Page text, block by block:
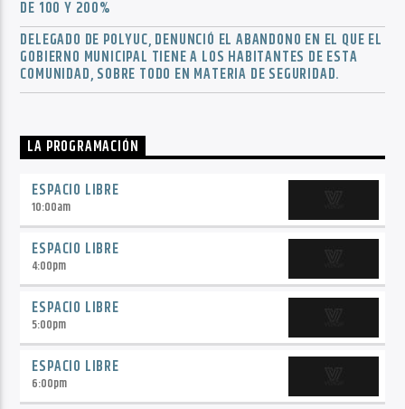
DE 100 Y 200%
DELEGADO DE POLYUC, DENUNCIÓ EL ABANDONO EN EL QUE EL
GOBIERNO MUNICIPAL TIENE A LOS HABITANTES DE ESTA
COMUNIDAD, SOBRE TODO EN MATERIA DE SEGURIDAD.
LA PROGRAMACIÓN
ESPACIO LIBRE
10:00am
ESPACIO LIBRE
4:00pm
ESPACIO LIBRE
5:00pm
ESPACIO LIBRE
6:00pm